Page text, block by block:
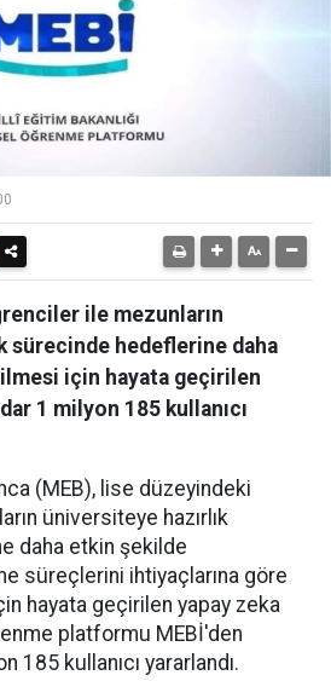
ile mezunların
sürecinde hedeflerine daha
için hayata geçirilen
1 milyon 185 kullanıcı
(MEB), lise düzeyindeki
üniversiteye hazırlık
daha etkin şekilde
süreçlerini ihtiyaçlarına göre
hayata geçirilen yapay zeka
platformu MEBİ'den
185 kullanıcı yararlandı.